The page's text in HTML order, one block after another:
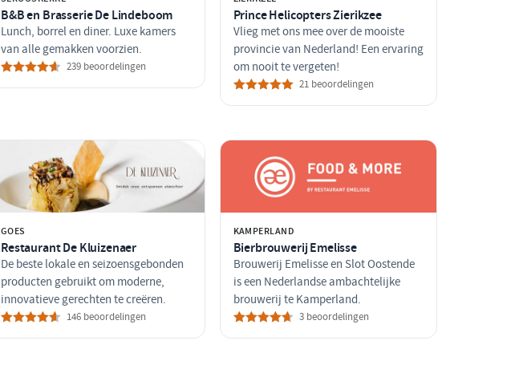
B&B en Brasserie De Lindeboom
Lunch, borrel en diner. Luxe kamers
van alle gemakken voorzien.
239 beoordelingen
Prince Helicopters Zierikzee
Vlieg met ons mee over de mooiste
provincie van Nederland! Een ervaring
om nooit te vergeten!
21 beoordelingen
GOES
Restaurant De Kluizenaer
De beste lokale en seizoensgebonden
producten gebruikt om moderne,
innovatieve gerechten te creëren.
146 beoordelingen
KAMPERLAND
Bierbrouwerij Emelisse
Brouwerij Emelisse en Slot Oostende
is een Nederlandse ambachtelijke
brouwerij te Kamperland.
3 beoordelingen